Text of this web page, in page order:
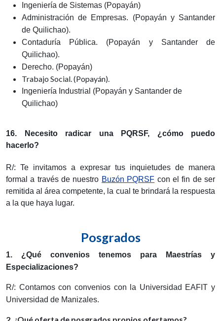
Ingeniería de Sistemas (Popayán)
Administración de Empresas. (Popayán y Santander
de Quilichao).
Contaduría Pública. (Popayán y Santander de
Quilichao).
Derecho. (Popayán)
Trabajo Social. (Popayán).
Ingeniería Industrial (Popayán y Santander de
Quilichao)
16. Necesito radicar una PQRSF, ¿cómo puedo
hacerlo?
R/: Te invitamos a expresar tus inquietudes de manera
formal a través de nuestro Buzón PQRSF con el fin de ser
remitida al área competente, la cual te brindará la respuesta
a la que haya lugar.
Posgrados
1. ¿Qué convenios tenemos para Maestrías y
Especializaciones?
R/: Contamos con convenios con la Universidad EAFIT y
Universidad de Manizales.
2. ¿Qué oferta de posgrados propios ofertamos?